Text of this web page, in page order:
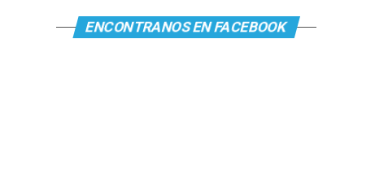
ENCONTRANOS EN FACEBOOK